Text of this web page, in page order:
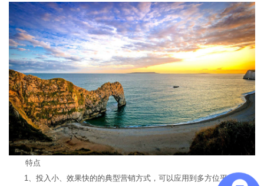
特点
1、投入小、效果快的的典型营销方式，可以应用到多方位平台，借